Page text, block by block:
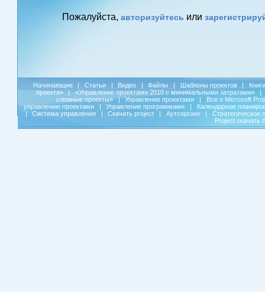
Пожалуйста, авторизуйтесь или
Начинающие | Статьи | Видео | Файлы | Шаблоны проектов |
Книги
проекта»
| «Управление проектами 2010 с минимальными затратами»
|
сложные проекты»
| Управление проектами |
Все о Microsoft
управлению проектами
| Управление программами |
Календарное
|
Система управления | Скачать project | Аутсорсинг |
Стратегическое
Project скачать